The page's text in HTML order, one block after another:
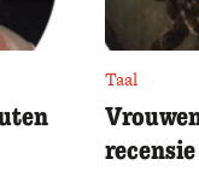
Taal
recensie